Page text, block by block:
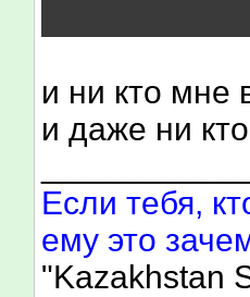
и ни кто мне
и даже ни
Если тебя,
ему это
"Kazakhstan